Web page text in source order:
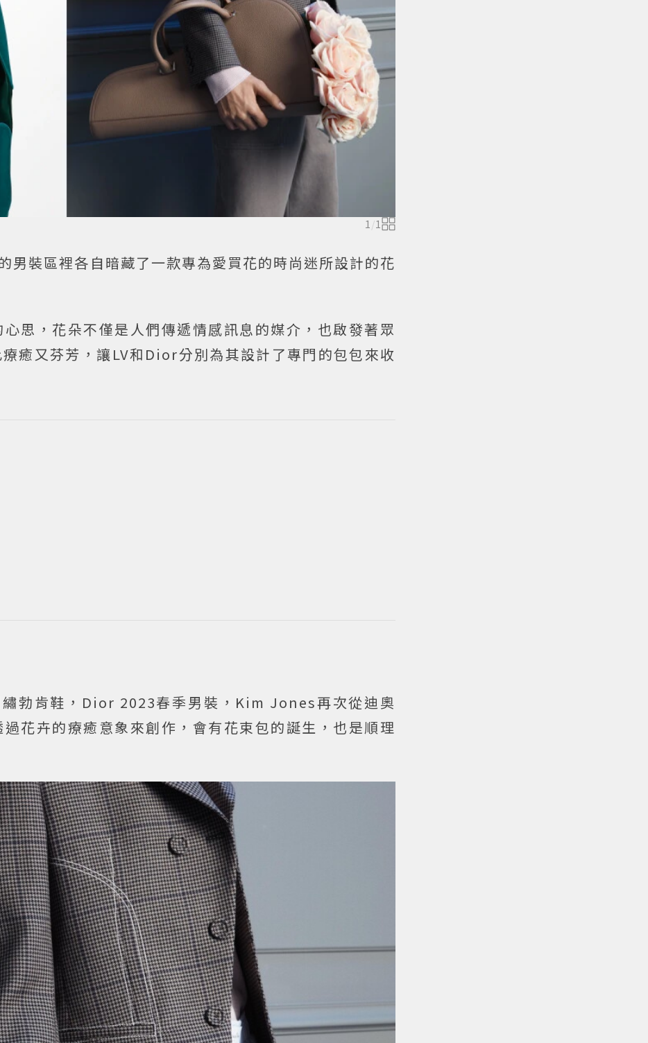
1/1
男裝區裡各自暗藏了一款專為愛買花的時尚迷所設計的花
思，花朵不僅是人們傳遞情感訊息的媒介，也啟發著眾
癒又芬芳，讓LV和Dior分別為其設計了專門的包包來收
勃肯鞋，Dior 2023春季男裝，Kim Jones再次從迪奧
花卉的療癒意象來創作，會有花束包的誕生，也是順理